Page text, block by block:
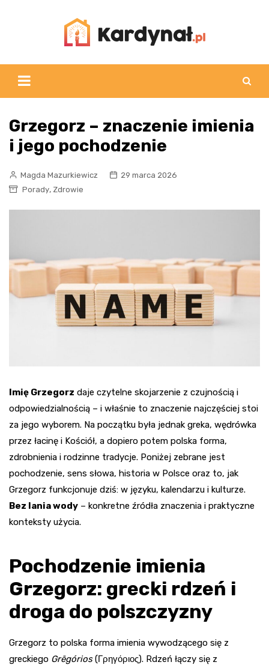
Grzegorz – znaczenie imienia
i jego pochodzenie
Magda Mazurkiewicz
29 marca 2026
Porady, Zdrowie
Imię Grzegorz daje czytelne skojarzenie z czujnością i
odpowiedzialnością – i właśnie to znaczenie najczęściej stoi
za jego wyborem. Na początku była jednak greka, wędrówka
przez łacinę i Kościół, a dopiero potem polska forma,
zdrobnienia i rodzinne tradycje. Poniżej zebrane jest
pochodzenie, sens słowa, historia w Polsce oraz to, jak
Grzegorz funkcjonuje dziś: w języku, kalendarzu i kulturze.
Bez lania wody – konkretne źródła znaczenia i praktyczne
konteksty użycia.
Pochodzenie imienia
Grzegorz: grecki rdzeń i
droga do polszczyzny
Grzegorz to polska forma imienia wywodzącego się z
greckiego Grēgórios(Γρηγόριος). Rdzeń łączy się z